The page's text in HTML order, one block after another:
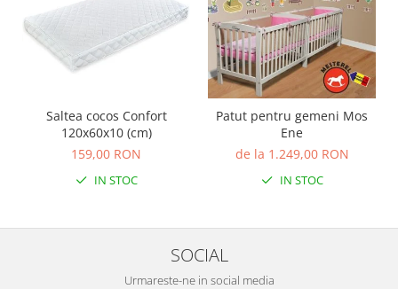
Saltea cocos Confort
120x60x10 (cm)
159,00 RON
IN STOC
Patut pentru gemeni Mos
Ene
de la 1.249,00 RON
IN STOC
SOCIAL
Urmareste-ne in social media